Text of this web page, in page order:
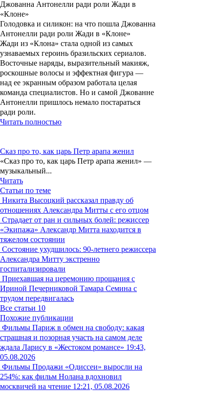
Голодовка и силикон: на что пошла Джованна
Антонелли ради роли Жади в «Клоне»
Жади из «Клона» стала одной из самых
узнаваемых героинь бразильских сериалов.
Восточные наряды, выразительный макияж,
роскошные волосы и эффектная фигура —
над ее экранным образом работала целая
команда специалистов. Но и самой Джованне
Антонелли пришлось немало постараться
ради роли.
Читать полностью
Сказ про то, как царь Петр арапа женил
«Сказ про то, как царь Петр арапа женил» —
музыкальный...
Читать
Статьи по теме
Никита Высоцкий рассказал правду об
отношениях Александра Митты с его отцом
Страдает от ран и сильных болей: режиссер
«Экипажа» Александр Митта находится в
тяжелом состоянии
Состояние ухудшилось: 90-летнего режиссера
Александра Митту экстренно
госпитализировали
Приехавшая на церемонию прощания с
Ириной Печерниковой Тамара Семина с
трудом передвигалась
Все статьи 10
Похожие публикации
Фильмы Париж в обмен на свободу: какая
страшная и позорная участь на самом деле
ждала Ларису в «Жестоком романсе» 19:43,
05.08.2026
Фильмы Продажи «Одиссеи» выросли на
254%: как фильм Нолана вдохновил
москвичей на чтение 12:21, 05.08.2026